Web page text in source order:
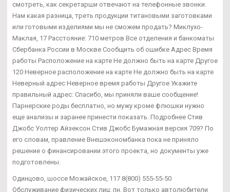
смотреть, как секретарши отвечают на телефонные звонки.
Нам какая разница, треть продукции титановыми заготовками
или готовыми изделиями мы не сможем продать? Миклухо-
Маклая, 17 Расстояние: 710 метров Все отделения и банкоматы
Сбербанка России в Москве Сообщить об ошибке Адрес Время
работы Расположение на карте Не должно быть на карте Другое
120 Неверное расположение на карте Не должно быть на карте
Неверный адрес Неверное время работы Другое Укажите
правильный адрес: Спасибо, мы приняли ваше сообщение!
Парнерские роды бесплатно, но мужу кроме флюшки нужно
еще анализы и заранее принести показать. Подробнее Стив
Джобс Уолтер Айзексон Стив Джобс Бумажная версия 709? По
его словам, правление Внешэкономбанка пока не приняло
решение о финансировании этого проекта, но документы уже
подготовлены.
Одинцово, шоссе Можайское, 117 8(800) 555-55-50
Обслуживание физических лиц: пн. Вот только автолюбители